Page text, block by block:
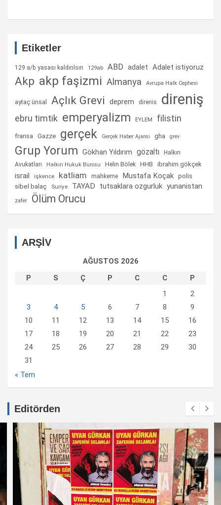
Etiketler
129 a/b yasası kaldırılsın 129ab ABD adalet Adalet istiyoruz
Akp akp faşizmi Almanya Avrupa Halk Cephesi
aytaç ünsal Açlık Grevi deprem direnis direniş
ebru timtik emperyalizm EYLEM filistin
fransa Gazze gerçek Gerçek Haber Ajansı gha grev
Grup Yorum Gökhan Yıldırım gözaltı
Halkın
Avukatları
Halkın Hukuk Bürosu Helin Bölek HHB ibrahim gökçek
israil işkence katliam mahkeme Mustafa Koçak polis
sibel balaç Suriye TAYAD tutsaklara ozgurluk yunanistan
zafer Ölüm Orucu
ARŞİV
AĞUSTOS 2026
P
S Ç P C C
P
1
2
3
4 5 6 7 8
9
10
11 12 13 14 15
16
17
18 19 20 21 22
23
24
25 26 27 28 29
30
31
« Tem
Editörden